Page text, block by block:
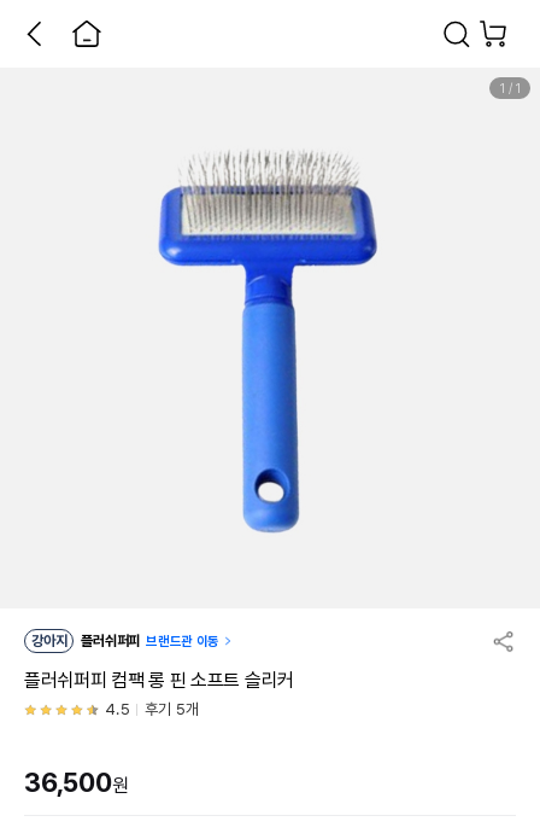
1 / 1
강아지 플러쉬퍼피 브랜드관 이동
플러쉬퍼피 컴팩 롱 핀 소프트 슬리커
4.5 후기 5개
36,500원